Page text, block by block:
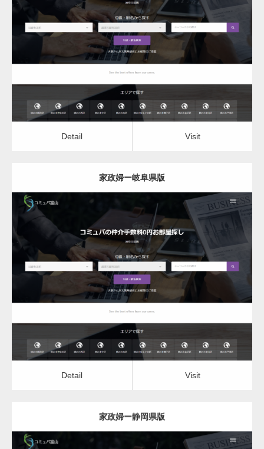
更新日： 2022.12.06
Detail Visit
Detail Visit
家政婦ー岐阜県版
更新日： 2022.12.06
Detail Visit
Detail Visit
家政婦ー静岡県版